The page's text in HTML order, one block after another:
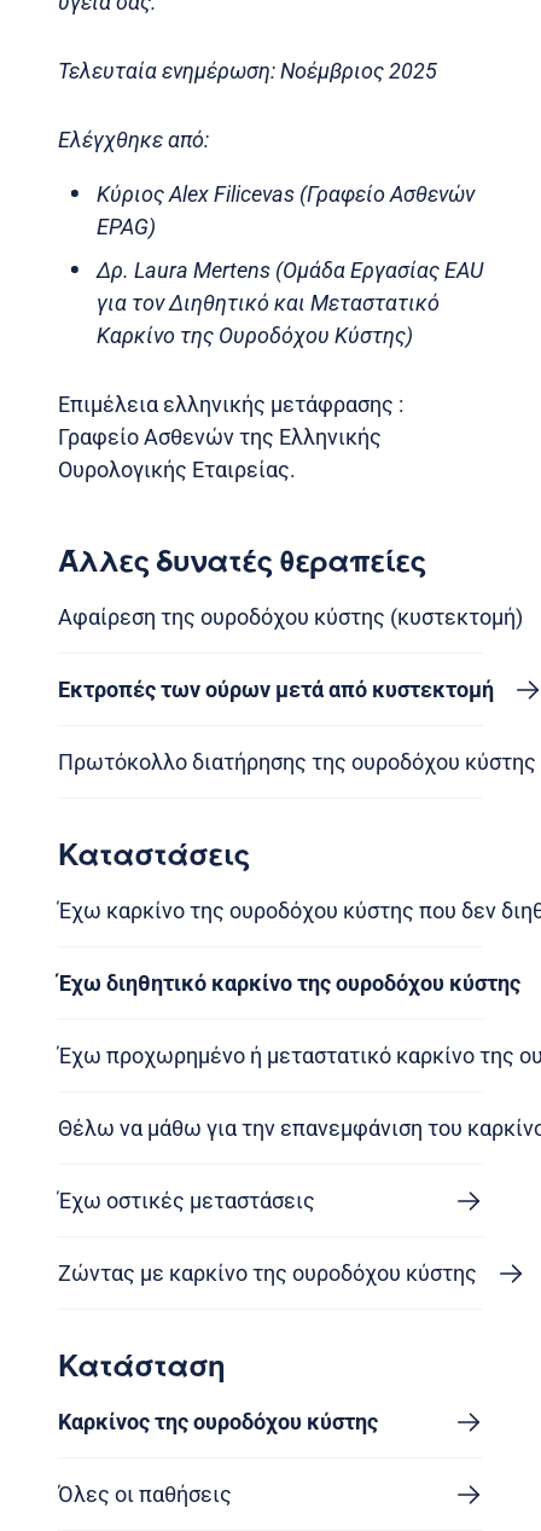
Τελευταία ενημέρωση: Νοέμβριος 2025
Ελέγχθηκε από:
Κύριος Alex Filicevas (Γραφείο Ασθενών
EPAG)
Δρ. Laura Mertens (Ομάδα Εργασίας EAU
για τον Διηθητικό και Μεταστατικό
Καρκίνο της Ουροδόχου Κύστης)
Επιμέλεια ελληνικής μετάφρασης :
Γραφείο Ασθενών της Ελληνικής
Ουρολογικής Εταιρείας.
Άλλες δυνατές θεραπείες
Αφαίρεση της ουροδόχου κύστης (κυστεκτομή)
Εκτροπές των ούρων μετά από κυστεκτομή
Πρωτόκολλο διατήρησης της ουροδόχου κύστης
Καταστάσεις
Έχω καρκίνο της ουροδόχου κύστης που δεν
Έχω διηθητικό καρκίνο της ουροδόχου κύστης
Έχω προχωρημένο ή μεταστατικό καρκίνο της
Θέλω να μάθω για την επανεμφάνιση του
Έχω οστικές μεταστάσεις
Ζώντας με καρκίνο της ουροδόχου κύστης
Κατάσταση
Καρκίνος της ουροδόχου κύστης
Όλες οι παθήσεις